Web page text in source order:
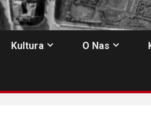
Kultura O Nas